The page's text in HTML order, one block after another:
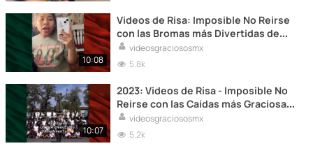
10:08
Videos de Risa: Imposible No Reirse
con las Bromas más Divertidas de
México 2023
videosgraciososmx
5.8k
10:07
2023: Videos de Risa - Imposible No
Reirse con las Caídas más Graciosas
de México
videosgraciososmx
5.2k